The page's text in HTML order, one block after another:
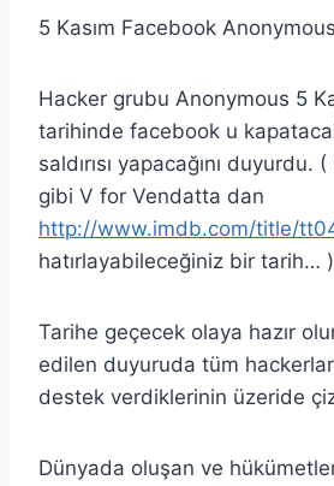
5 Kasım Facebook Anonymous
Hacker grubu Anonymous 5
tarihinde facebook u
saldırısı yapacağını duyurdu.
gibi V for Vendatta dan
http://www.imdb.com/title/
hatırlayabileceğiniz bir tarih… )
Tarihe geçecek olaya hazır
edilen duyuruda tüm
destek verdiklerinin üzeride
Dünyada oluşan ve